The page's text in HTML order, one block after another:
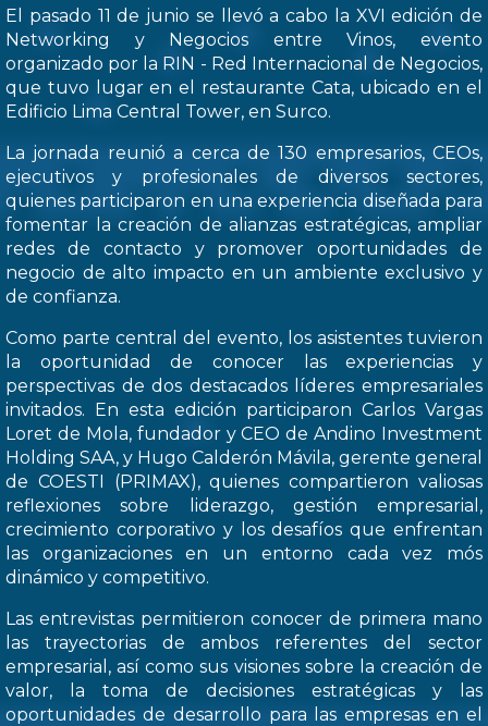
El pasado 11 de junio se llevó a cabo la XVI edición de
Networking y Negocios entre Vinos, evento
organizado por la RIN - Red Internacional de Negocios,
que tuvo lugar en el restaurante Cata, ubicado en el
Edificio Lima Central Tower, en Surco.
La jornada reunió a cerca de 130 empresarios, CEOs,
ejecutivos y profesionales de diversos sectores,
quienes participaron en una experiencia diseñada para
fomentar la creación de alianzas estratégicas, ampliar
redes de contacto y promover oportunidades de
negocio de alto impacto en un ambiente exclusivo y
de confianza.
Como parte central del evento, los asistentes tuvieron
la oportunidad de conocer las experiencias y
perspectivas de dos destacados líderes empresariales
invitados. En esta edición participaron Carlos Vargas
Loret de Mola, fundador y CEO de Andino Investment
Holding SAA, y Hugo Calderón Mávila, gerente general
de COESTI (PRIMAX), quienes compartieron valiosas
reflexiones sobre liderazgo, gestión empresarial,
crecimiento corporativo y los desafíos que enfrentan
las organizaciones en un entorno cada vez mós
dinámico y competitivo.
Las entrevistas permitieron conocer de primera mano
las trayectorias de ambos referentes del sector
empresarial, así como sus visiones sobre la creación de
valor, la toma de decisiones estratégicas y las
oportunidades de desarrollo para las empresas en el